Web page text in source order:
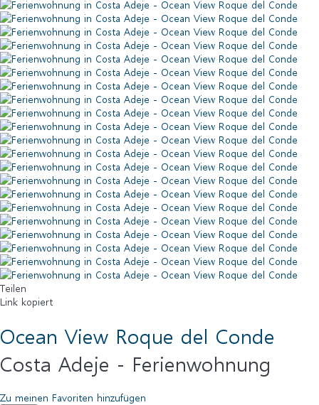
Teilen
Link kopiert
Ocean View Roque del Conde
Costa Adeje - Ferienwohnung
Zu meinen Favoriten hinzufügen